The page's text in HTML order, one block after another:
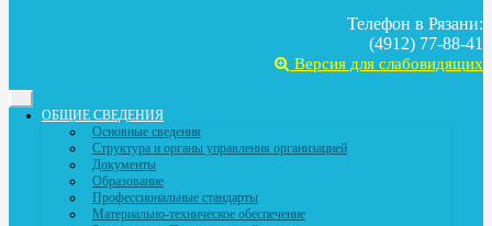
Телефон в Рязани:
(4912) 77-88-41
Версия для слабовидящих
Toggle
navigation
ОБЩИЕ СВЕДЕНИЯ
Основные сведения
Структура и органы управления организацией
Документы
Образование
Профессиональные стандарты
Материально-техническое обеспечение